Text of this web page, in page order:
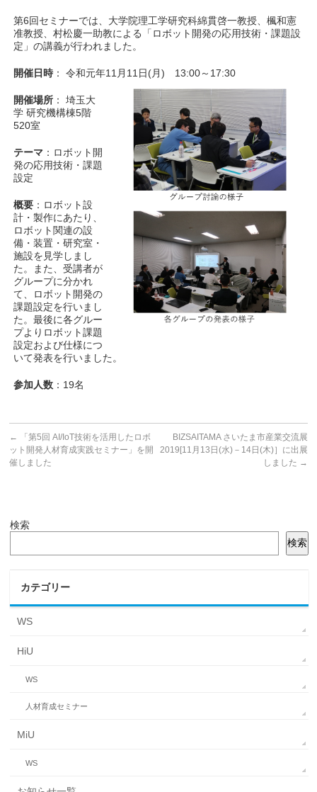
第6回セミナーでは、大学院理工学研究科綿貫啓一教授、楓和憲
准教授、村松慶一助教による「ロボット開発の応用技術・課題設
定」の講義が行われました。
開催日時 ： 令和元年11月11日(月) 13:00～17:30
開催場所 ： 埼玉大
学 研究機構棟5階
520室
テーマ ：ロボット開
発の応用技術・課題
設定
概要 ：ロボット設
計・製作にあたり、
ロボット関連の設
備・装置・研究室・
施設を見学しまし
た。また、受講者が
グループに分かれ
て、ロボット開発の
課題設定を行いまし
た。最後に各グルー
プよりロボット課題
設定および仕様につ
いて発表を行いました。
参加人数 ：19名
←
「第5回 AI/IoT技術を活用したロボ
ット開発人材育成実践セミナー」を開
催しました
BIZSAITAMA さいたま市産業交流展
2019[11月13日(水)－14日(木)］に出展
しました →
検索
検索
カテゴリー
WS
HiU
WS
人材育成セミナー
MiU
WS